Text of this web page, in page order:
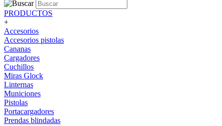
PRODUCTOS
+
Accesorios
Accesorios pistolas
Cananas
Cargadores
Cuchillos
Miras Glock
Linternas
Municiones
Pistolas
Portacargadores
Prendas blindadas